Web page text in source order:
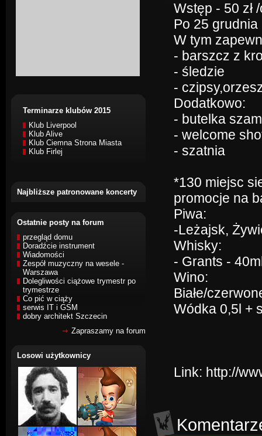
Terminarze klubów 2015
Klub Liverpool
Klub Alive
Klub Ciemna Strona Miasta
Klub Firlej
Najbliższe patronowane koncerty
Ostatnie posty na forum
przegląd domu
Doradźcie instrument
Wiadomości
Zespół muzyczny na wesele -
Warszawa
Dolegliwości ciążowe trymestr po
trymestrze
Co pić w ciąży
serwis IT i GSM
dobry architekt Szczecin
Zapraszamy na forum
Losowi użytkownicy
Wstęp - 50 zł
Po 25 grudnia
W tym
- barszcz z
- śledzie
-
Dodatkowo:
- butelka
- welcome
- szatnia
*130 miejsc
promocje na
Piwa:
-Leżajsk,
Whisky:
- Grants -
Wino:
Białe/
Wódka 0,5l +
Link: http://